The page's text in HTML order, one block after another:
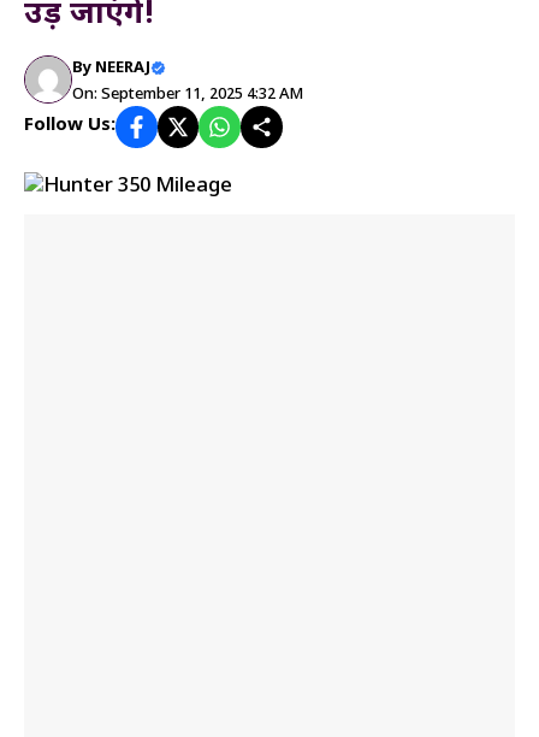
उड़ जाएंगे!
By NEERAJ
On: September 11, 2025 4:32 AM
Follow Us: